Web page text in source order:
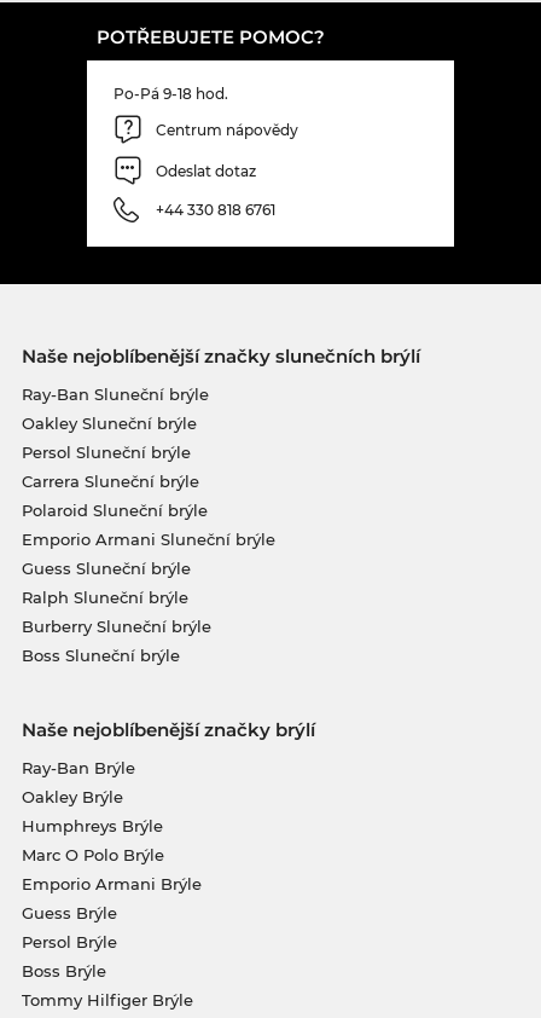
POTŘEBUJETE POMOC?
Po-Pá 9-18 hod.
Centrum nápovědy
Odeslat dotaz
+44 330 818 6761
Naše nejoblíbenější značky slunečních brýlí
Ray-Ban Sluneční brýle
Oakley Sluneční brýle
Persol Sluneční brýle
Carrera Sluneční brýle
Polaroid Sluneční brýle
Emporio Armani Sluneční brýle
Guess Sluneční brýle
Ralph Sluneční brýle
Burberry Sluneční brýle
Boss Sluneční brýle
Naše nejoblíbenější značky brýlí
Ray-Ban Brýle
Oakley Brýle
Humphreys Brýle
Marc O Polo Brýle
Emporio Armani Brýle
Guess Brýle
Persol Brýle
Boss Brýle
Tommy Hilfiger Brýle